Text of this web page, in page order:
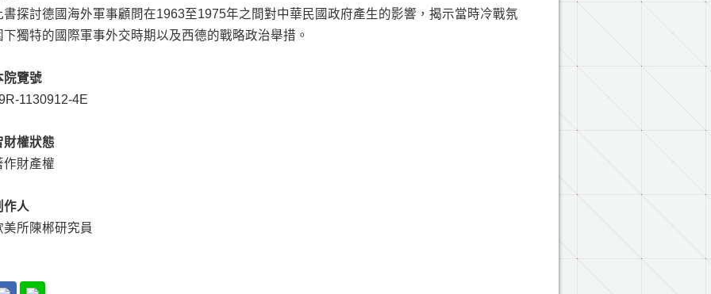
書探討德國海外軍事顧問在1963至1975年之間對中華民國政府產生的影響，揭示當時冷戰氛
下獨特的國際軍事外交時期以及西德的戰略政治舉措。
院覽號
1130912-4E
財權狀態
作財產權
作人
美所陳郴研究員